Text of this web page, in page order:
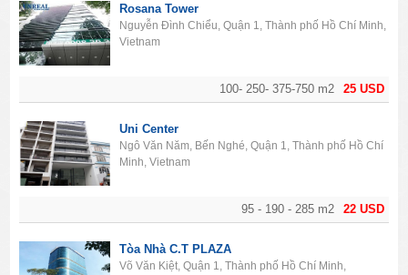
25 USD
100- 250- 375-750 m2
Rosana Tower
Nguyễn Đình Chiểu, Quận 1, Thành phố Hồ Chí Minh,
Vietnam
22 USD
95 - 190 - 285 m2
Uni Center
Ngô Văn Năm, Bến Nghé, Quận 1, Thành phố Hồ Chí
Minh, Vietnam
Tòa Nhà C.T PLAZA
Võ Văn Kiệt, Quận 1, Thành phố Hồ Chí Minh,